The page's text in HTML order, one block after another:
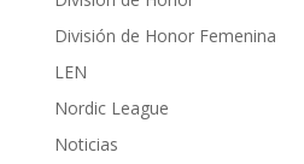
División de Honor Femenina
LEN
Nordic League
Noticias